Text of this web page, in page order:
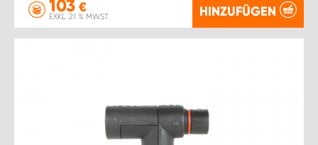
103 €
EXKL. 21 % MWST. HINZUFÜGEN